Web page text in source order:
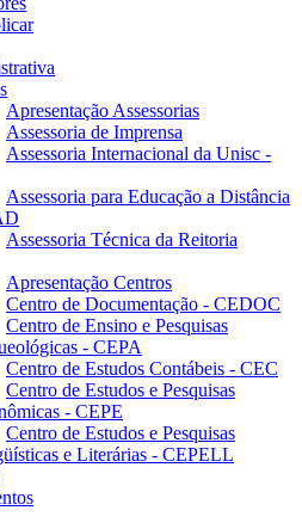
Apresentação Assessorias
Assessoria de Imprensa
Assessoria Internacional da Unisc -
Assessoria para Educação a Distância
Assessoria Técnica da Reitoria
Apresentação Centros
Centro de Documentação - CEDOC
Centro de Ensino e Pesquisas
- CEPA
Centro de Estudos Contábeis - CEC
Centro de Estudos e Pesquisas
- CEPE
Centro de Estudos e Pesquisas
e Literárias - CEPELL